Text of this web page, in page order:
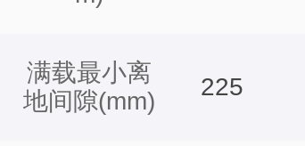
满载最小离
地间隙(mm)
225